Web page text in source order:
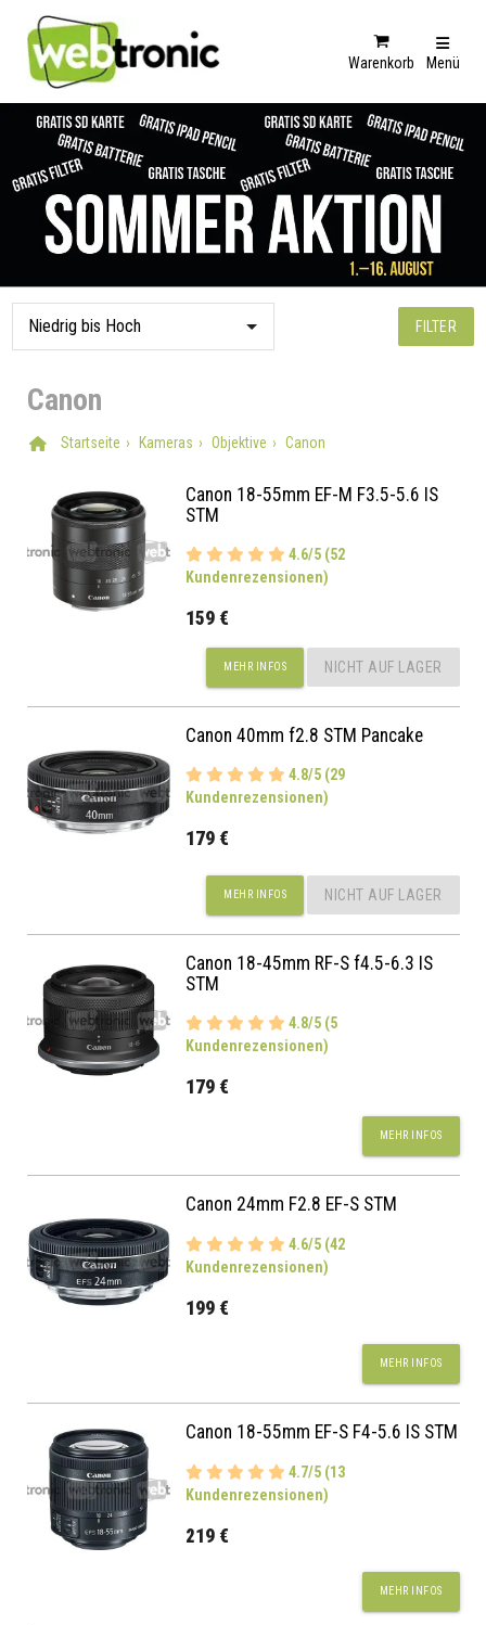
Warenkorb Menü
FILTER
Canon
Startseite Kameras Objektive Canon
Canon 18-55mm EF-M F3.5-5.6 IS
STM
4.6/5 (52
Kundenrezensionen)
159 €
MEHR INFOS NICHT AUF LAGER
Canon 40mm f2.8 STM Pancake
4.8/5 (29
Kundenrezensionen)
179 €
MEHR INFOS NICHT AUF LAGER
Canon 18-45mm RF-S f4.5-6.3 IS
STM
4.8/5 (5
Kundenrezensionen)
179 €
MEHR INFOS
Canon 24mm F2.8 EF-S STM
4.6/5 (42
Kundenrezensionen)
199 €
MEHR INFOS
Canon 18-55mm EF-S F4-5.6 IS STM
4.7/5 (13
Kundenrezensionen)
219 €
MEHR INFOS